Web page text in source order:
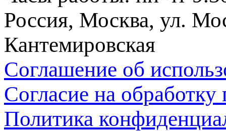
Россия, Москва, ул.
Кантемировская
Соглашение об
Согласие на
Политика